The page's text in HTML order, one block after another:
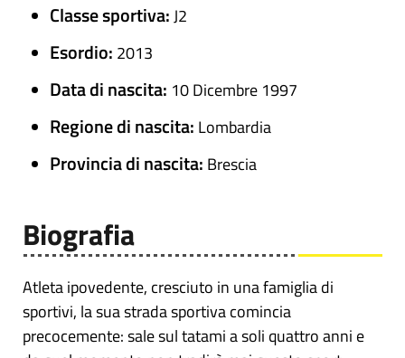
Classe sportiva:J2
Esordio: 2013
Data di nascita: 10 Dicembre 1997
Regione di nascita: Lombardia
Provincia di nascita: Brescia
Biografia
Atleta ipovedente, cresciuto in una famiglia di
sportivi, la sua strada sportiva comincia
precocemente: sale sul tatami a soli quattro anni e